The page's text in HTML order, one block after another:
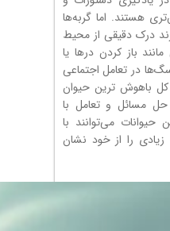
هستند. اما گربه‌ها
درک دقیقی از محیط
باز کردن درها یا
در تعامل اجتماعی
باهوش ترین حیوان
مسائل و تعامل با
حیوانات می‌توانند با
را از خود نشان